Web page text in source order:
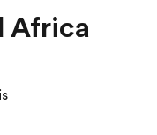
Africa